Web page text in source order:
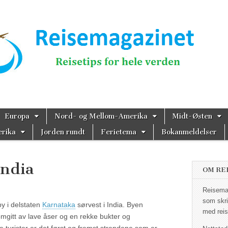
Europa Nord- og Mellom-Amerika
Midt-Østen
Jorden rundt Ferietema Bokanmeldelser
i delstaten Karnataka sørvest i India. Byen
av lave åser og en rekke bukter og
OM
som
med